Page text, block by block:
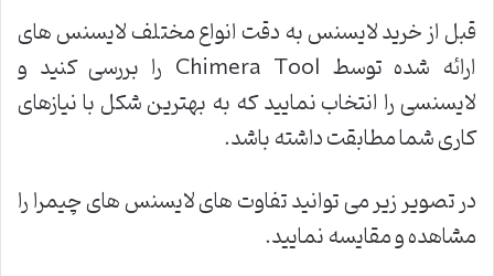
قبل از خرید لایسنس به دقت انواع مختلف لایسنس های
ارائه شده توسط Chimera Tool را بررسی کنید و
لایسنسی را انتخاب نمایید که به بهترین شکل با نیازهای
کاری شما مطابقت داشته باشد.
در تصویر زیر می توانید تفاوت های لایسنس های چیمرا را
مشاهده و مقایسه نمایید.